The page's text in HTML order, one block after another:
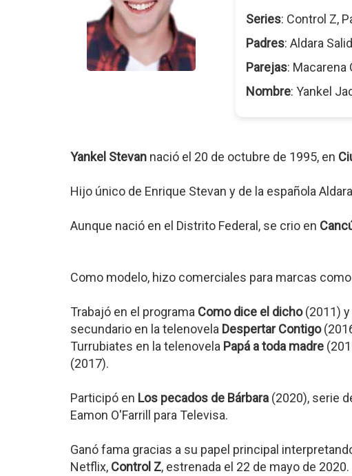
Series: Control Z,
Padres: Aldara
Parejas: Macarena
Nombre: Yankel
Yankel Stevan nació el 20 de octubre de 1995, en
Hijo único de Enrique Stevan y de la española
Aunque nació en el Distrito Federal, se crio en
Como modelo, hizo comerciales para marcas
Trabajó en el programa Como dice el dicho(2011) y
secundario en la telenovela Despertar Contigo
Turrubiates en la telenovela Papá a toda madre
(2017).
Participó en Los pecados de Bárbara (2020), serie
Eamon O'Farrill para Televisa.
Ganó fama gracias a su papel principal
Netflix, Control Z, estrenada el 22 de mayo de 2020.